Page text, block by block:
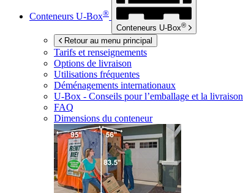
Conteneurs U-Box®
Conteneurs U-Box®
Retour au menu principal
Tarifs et renseignements
Options de livraison
Utilisations fréquentes
Déménagements internationaux
U-Box - Conseils pour l’emballage et la livraison
FAQ
Dimensions du conteneur